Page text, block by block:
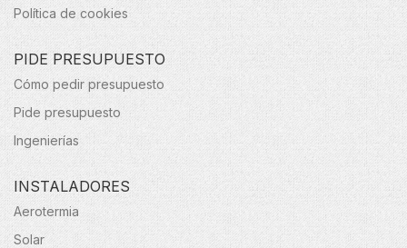
Política de cookies
PIDE PRESUPUESTO
Cómo pedir presupuesto
Pide presupuesto
Ingenierías
INSTALADORES
Aerotermia
Solar